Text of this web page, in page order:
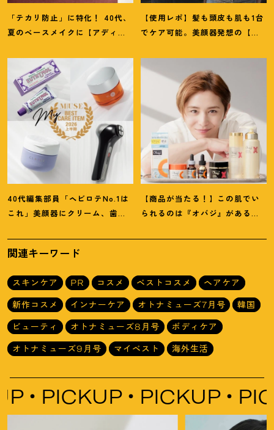
「テカリ防止」に特化 ！
40代、
夏のベースメイクに【アディク
た
【使用レポ】髪も頭皮も肌も1台
でケア可能。美顔器発想の【ス
ヤーがかなり優秀！
40代編集部員「ヘビロテNo.1は
これ」美顔器にクリーム、歯磨
ム】4選
【商品が当たる ！ 】この肌でい
られるのは『オバジ』があるか
バジレシピ」
関連キーワード
スキンケア PR コスメ ベストコスメ
ヘアケア
新作コスメ
インナーケア オトナミューズ7月号
韓国
ビューティ
オトナミューズ8月号
ボディケア
オトナミューズ9月号
マイベスト 海外生活
PICKUP PICKUP